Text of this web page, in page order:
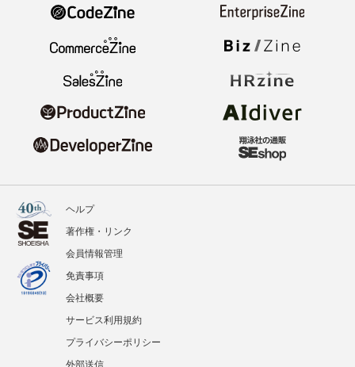
ヘルプ
著作権・リンク
会員情報管理
免責事項
会社概要
サービス利用規約
プライバシーポリシー
外部送信